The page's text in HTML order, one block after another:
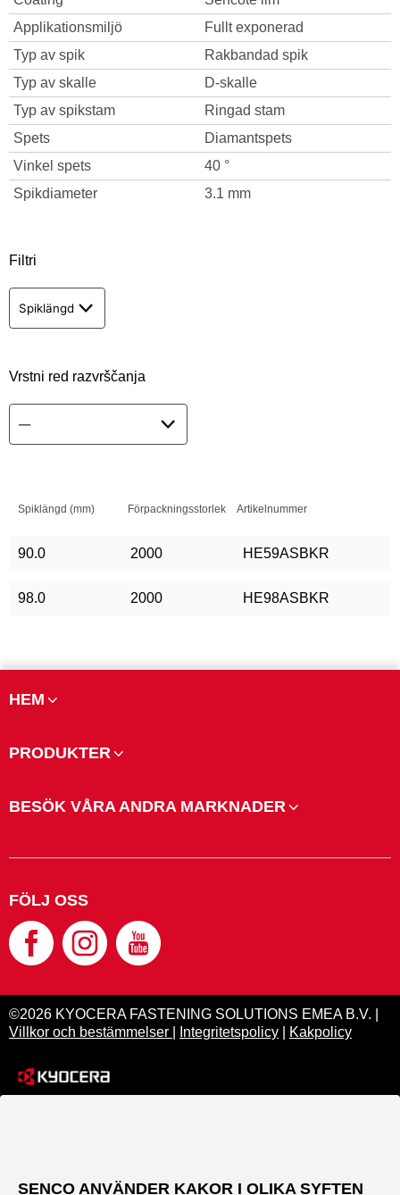
Applikationsmiljö
Fullt exponerad
Typ av spik
Rakbandad spik
Typ av skalle
D-skalle
Typ av spikstam
Ringad stam
Spets
Diamantspets
Vinkel spets
40 °
Spikdiameter
3.1 mm
Filtri
Spiklängd
Vrstni red razvrščanja
Spiklängd (mm) Förpackningsstorlek Artikelnummer
90.0 2000 HE59ASBKR
98.0 2000 HE98ASBKR
HEM
PRODUKTER
BESÖK VÅRA ANDRA MARKNADER
FÖLJ OSS
©2026 KYOCERA FASTENING SOLUTIONS EMEA B.V. |
Villkor och bestämmelser
Integritetspolicy Kakpolicy
SENCO ANVÄNDER KAKOR I OLIKA SYFTEN